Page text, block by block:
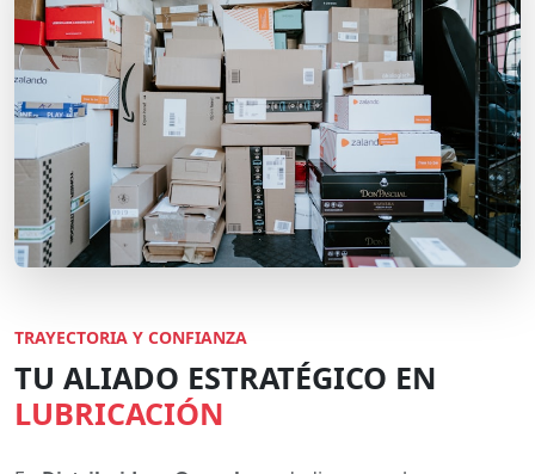
TRAYECTORIA Y CONFIANZA
TU ALIADO ESTRATÉGICO EN
LUBRICACIÓN